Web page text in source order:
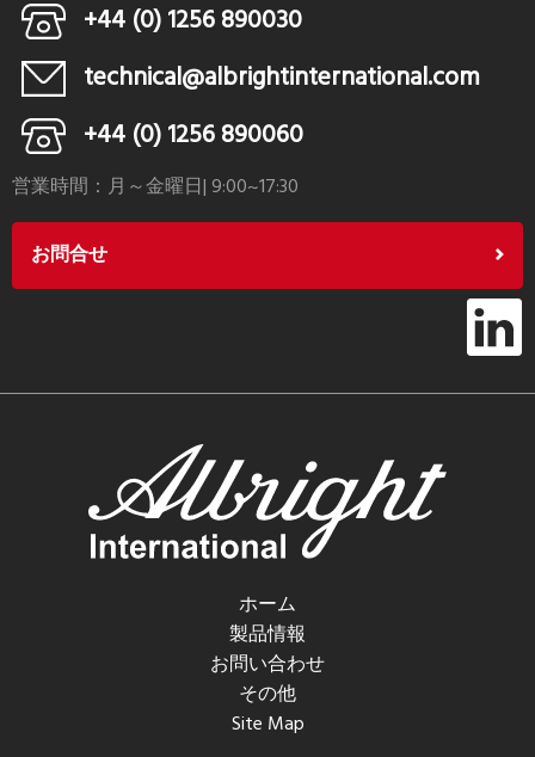
+44 (0) 1256 890030
technical@albrightinternational.com
+44 (0) 1256 890060
営業時間：月～金曜日| 9:00~17:30
お問合せ
ホーム
製品情報
お問い合わせ
その他
Site Map